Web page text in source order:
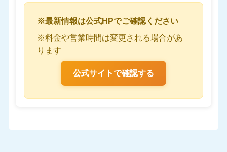
※最新情報は公式HPでご確認ください
※料金や営業時間は変更される場合があ
ります
公式サイトで確認する